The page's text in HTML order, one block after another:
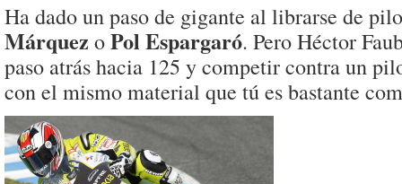
Ha dado un paso de gigante al librarse de
Márquez oPol Espargaró. Pero Héctor
paso atrás hacia 125 y competir contra un
con el mismo material que tú es bastante